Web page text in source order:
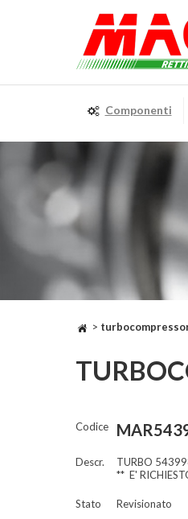
Componenti
>
Codice
Descr.
TURBO
** E'
Stato Revisionato